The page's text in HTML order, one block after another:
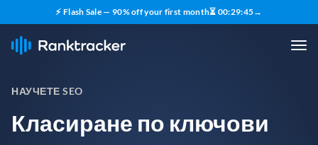
⚡ Flash Sale — 90% off your first month⏳ 00:29:44→
НАУЧЕТЕ SEO
Класиране по ключови